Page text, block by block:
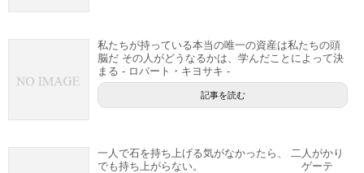
私たちが持っている本当の唯一の資産は私たちの頭
脳だ その人がどうなるかは、学んだことによって決
まる - ロバート・キヨサキ -
記事を読む
一人で石を持ち上げる気がなかったら、 二人がかり
でも持ち上がらない。 ゲーテ